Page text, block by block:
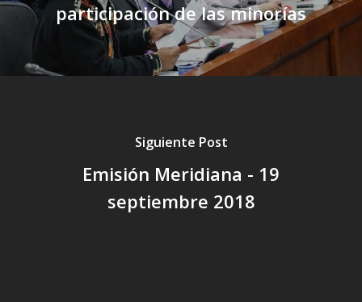
participación de las minorías
Siguiente Post
Emisión Meridiana - 19
septiembre 2018